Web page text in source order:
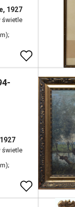
1927
świetle
świetle